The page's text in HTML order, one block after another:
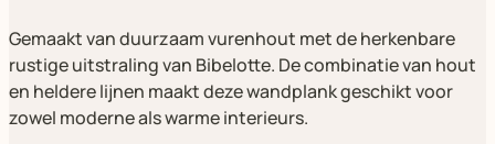
Gemaakt van duurzaam vurenhout met de herkenbare
rustige uitstraling van Bibelotte. De combinatie van hout
en heldere lijnen maakt deze wandplank geschikt voor
zowel moderne als warme interieurs.